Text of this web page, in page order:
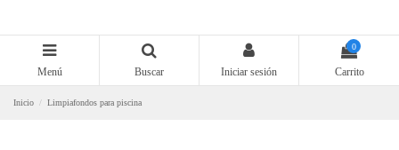
Menú Buscar Iniciar sesión
0
Carrito
Inicio Limpiafondos para piscina